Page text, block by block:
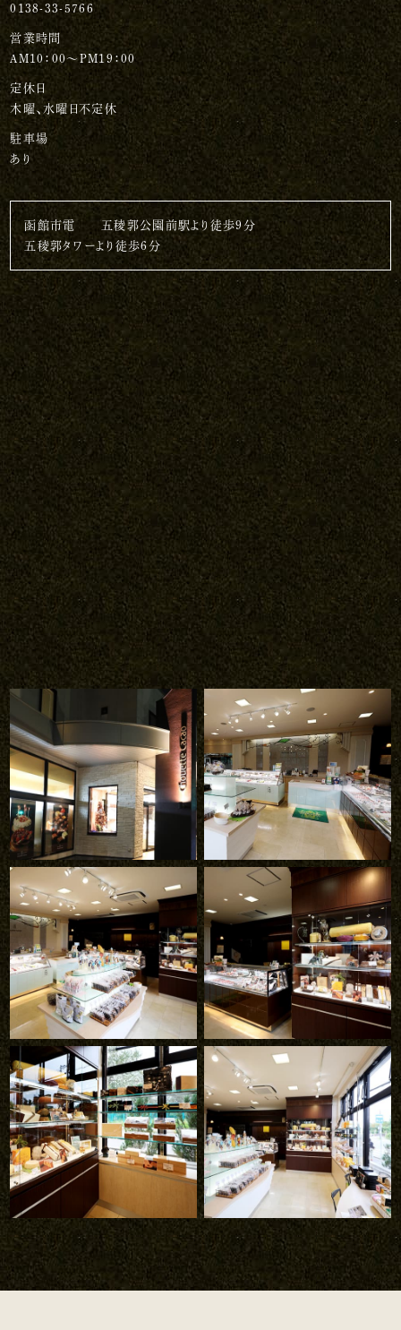
0138-33-5766
営業時間
AM10：00～PM19：00
定休日
木曜、水曜日不定休
駐車場
あり
函館市電 五稜郭公園前駅より徒歩9分
五稜郭タワーより徒歩6分